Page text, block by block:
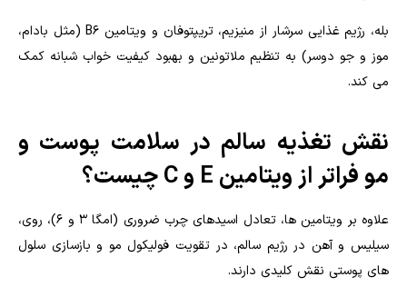
بله، رژیم غذایی سرشار از منیزیم، تریپتوفان و ویتامین B6 (مثل بادام،
موز و جو دوسر) به تنظیم ملاتونین و بهبود کیفیت خواب شبانه کمک
می کند.
نقش تغذیه سالم در سلامت پوست و
مو فراتر از ویتامین E و C چیست؟
علاوه بر ویتامین ها، تعادل اسیدهای چرب ضروری (امگا ۳ و ۶)، روی،
سیلیس و آهن در رژیم سالم، در تقویت فولیکول مو و بازسازی سلول
های پوستی نقش کلیدی دارند.